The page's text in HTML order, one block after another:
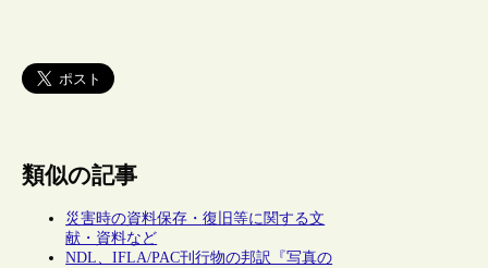
類似の記事
災害時の資料保存・復旧等に関する文
献・資料など
NDL、IFLA/PAC刊行物の邦訳『写真の